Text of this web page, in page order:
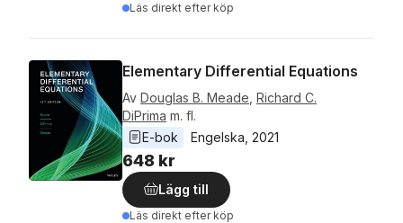
Läs direkt efter köp
Elementary Differential Equations
Av Douglas B. Meade Richard C.
DiPrima m. fl.
E-bok
Engelska 2021
648 kr
Lägg till
Läs direkt efter köp